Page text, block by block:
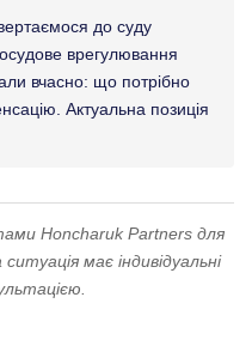
до суду
врегулювання
вчасно: що потрібно
Актуальна позиція
Honcharuk Partners для
має індивідуальні